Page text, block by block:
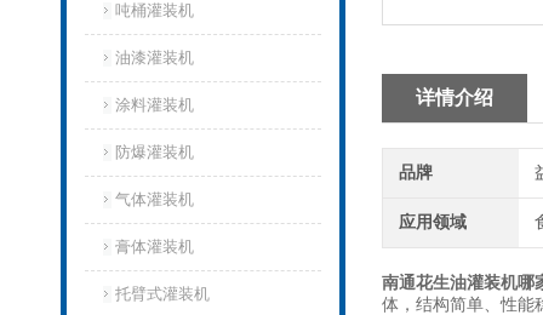
吨桶灌装机
油漆灌装机
涂料灌装机
防爆灌装机
气体灌装机
膏体灌装机
托臂式灌装机
详情介绍
品牌
应用领域
南通花生油灌装机哪
体，结构简单、性能